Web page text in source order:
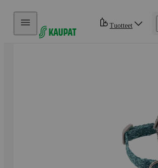
Hyppää sisältöön
Tuotteet